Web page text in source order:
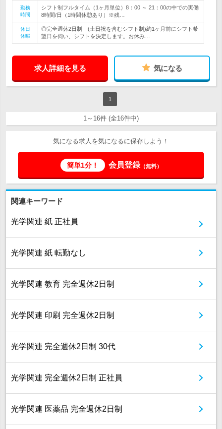
勤務
時間
シフト制フルタイム（1ヶ月単位）8：00 ～ 21：00の中での実働
8時間/日（1時間休憩あり）※残…
休日
休暇
◎完全週休2日制 (土日祝を含むシフト制)約1ヶ月前にシフト希
望日を伺い、シフトを決定します。お休み…
求人詳細を見る 気になる
1
1～16件 (全16件中)
気になる求人を気になるに保存しよう！
簡単1分！ 会員登録（無料）
関連キーワード
光学関連 紙 正社員
光学関連 紙 転勤なし
光学関連 教育 完全週休2日制
光学関連 印刷 完全週休2日制
光学関連 完全週休2日制 30代
光学関連 完全週休2日制 正社員
光学関連 医薬品 完全週休2日制